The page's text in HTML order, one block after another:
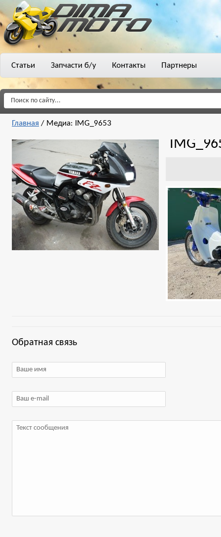
Статьи Запчасти б/у Контакты Партнеры
Главная / Медиа: IMG_9653
Обратная связь